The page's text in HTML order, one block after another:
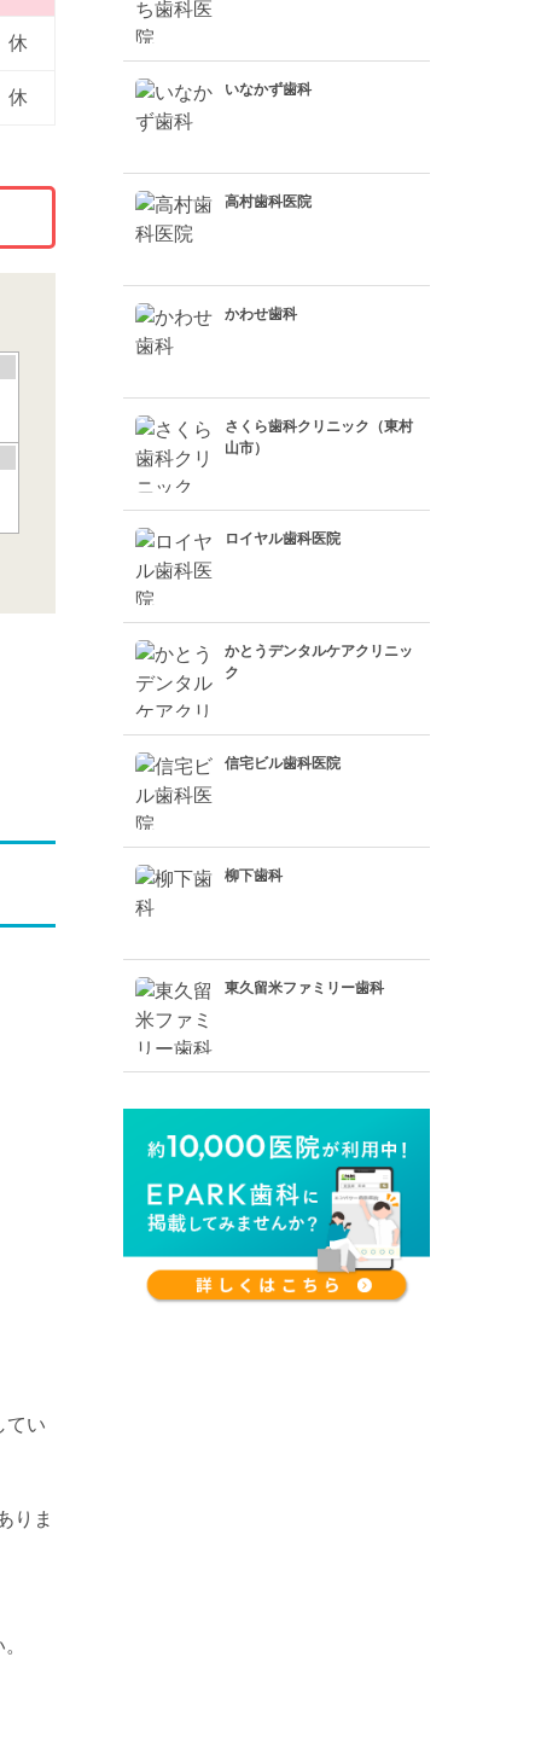
休
休
てい
りま
いなかず歯科
高村歯科医院
かわせ歯科
さくら歯科クリニック（東村
山市）
ロイヤル歯科医院
かとうデンタルケアクリニッ
ク
信宅ビル歯科医院
柳下歯科
東久留米ファミリー歯科